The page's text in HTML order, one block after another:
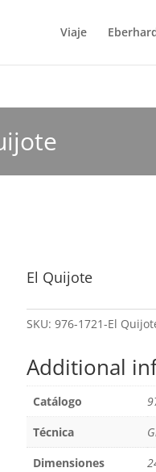
Viaje
El Quijote
SKU: 976-1721-El
Additional
Catálogo
Técnica
Dimensiones